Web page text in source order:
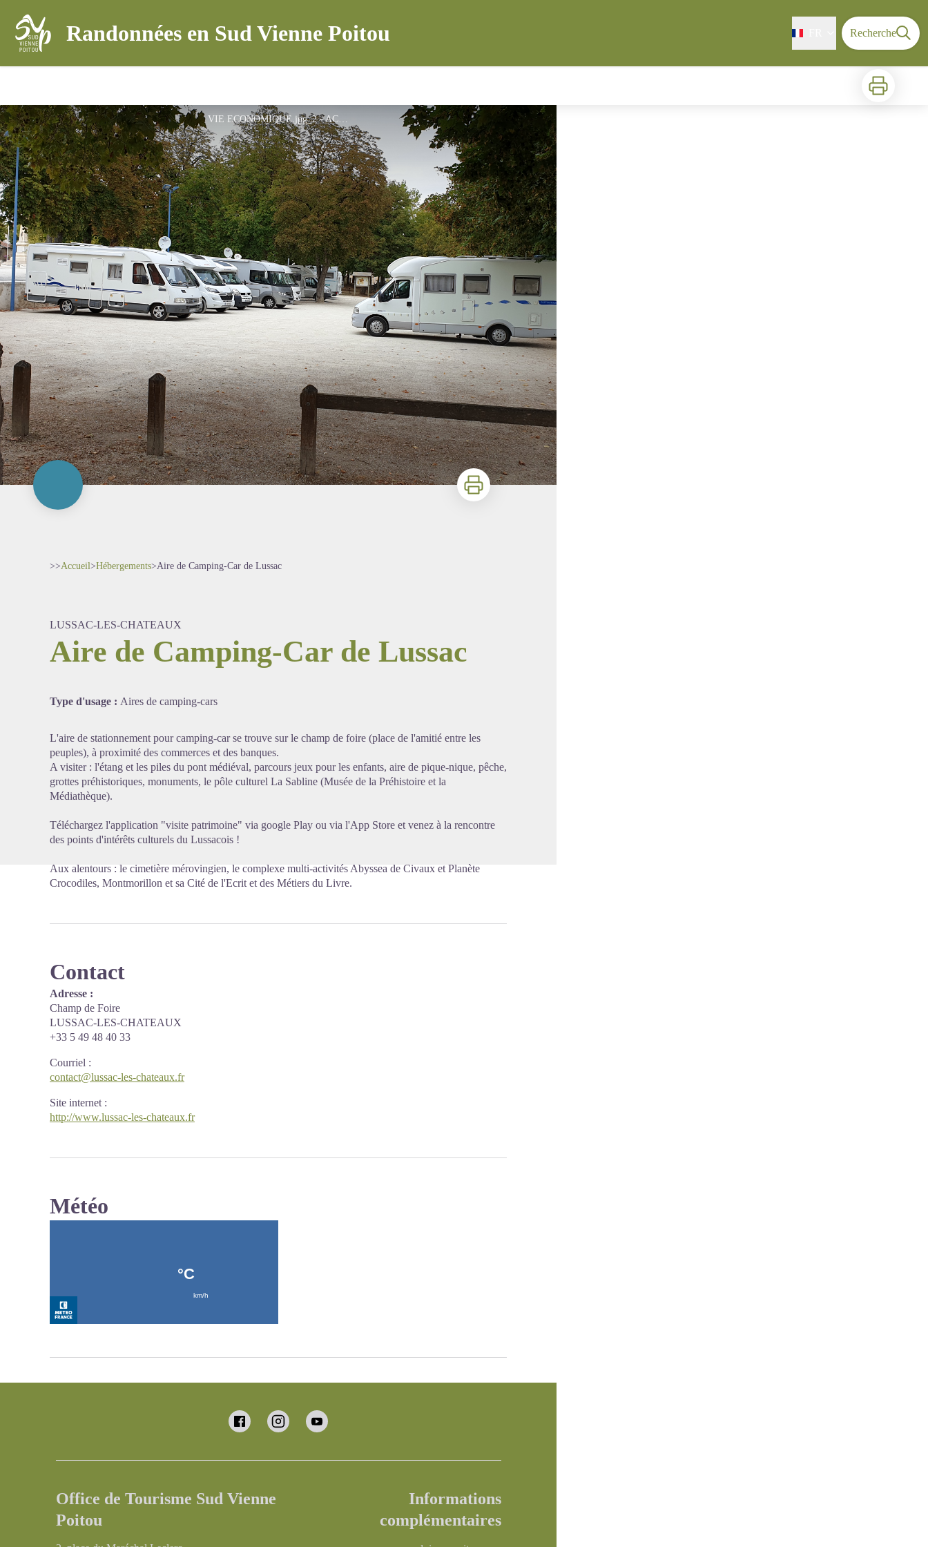
Randonnées en Sud Vienne Poitou Recherche
Imprimer
VIE ECONOMIQUE.jpg_2 - ACAP
Imprimer
>>Accueil>Hébergements>Aire de Camping-Car de Lussac
LUSSAC-LES-CHATEAUX
Aire de Camping-Car de Lussac
Type d'usage : Aires de camping-cars
L'aire de stationnement pour camping-car se trouve sur le champ de foire (place de l'amitié entre les
peuples), à proximité des commerces et des banques.
A visiter : l'étang et les piles du pont médiéval, parcours jeux pour les enfants, aire de pique-nique, pêche,
grottes préhistoriques, monuments, le pôle culturel La Sabline (Musée de la Préhistoire et la
Médiathèque).
Téléchargez l'application "visite patrimoine" via google Play ou via l'App Store et venez à la rencontre
des points d'intérêts culturels du Lussacois !
Aux alentours : le cimetière mérovingien, le complexe multi-activités Abyssea de Civaux et Planète
Crocodiles, Montmorillon et sa Cité de l'Ecrit et des Métiers du Livre.
Contact
Adresse :
Champ de Foire
LUSSAC-LES-CHATEAUX
+33 5 49 48 40 33
Courriel :
contact@lussac-les-chateaux.fr
Site internet :
http://www.lussac-les-chateaux.fr
Météo
Office de Tourisme Sud Vienne
Poitou
Informations
complémentaires